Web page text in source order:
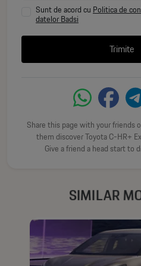
Hayon electric
Senzor de ploaie
Sistem Smart Entry & Start
Sistem spălare faruri
INTERIOR :
Ecran multimedia de 14"
Instrumentar digital TFT de 7"
Sistem multimedia Toyota cu
Sunt de acord cu Politica de
datelor Badsi
Trimite
Share this page with your friends
them discover Toyota C-HR+
Give a friend a head start to
SIMILAR